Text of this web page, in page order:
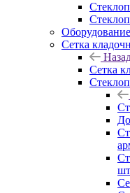
Оборудование
Сетка
Сетка